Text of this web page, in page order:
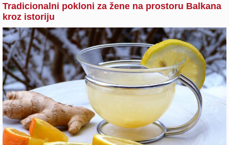
Tradicionalni pokloni za žene na prostoru Balkana
kroz istoriju